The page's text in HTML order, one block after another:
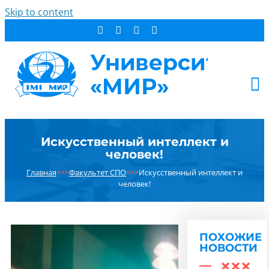
Skip to content
СТУДЕНТУ
НОВОСТИ
РЕЗУЛЬТАТ ПОИСКА:
Искусственный интеллект и
человек!
Главная×××Факультет СПО×××Искусственный интеллект и
человек!
ПОХОЖИЕ
НОВОСТИ